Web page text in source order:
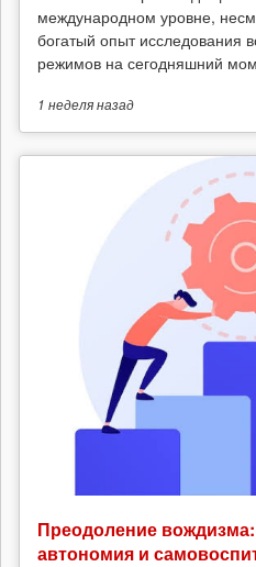
международном уровне,
богатый опыт исследования
режимов на сегодняшний
1 неделяназад
Преодоление
автономия и